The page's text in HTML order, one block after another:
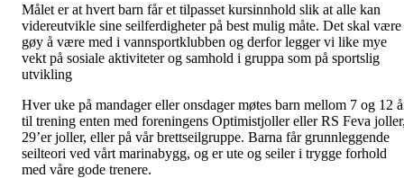
Målet er at hvert barn får et tilpasset kursinnhold slik at alle kan
videreutvikle sine seilferdigheter på best mulig måte. Det skal være
gøy å være med i vannsportklubben og derfor legger vi like mye
vekt på sosiale aktiviteter og samhold i gruppa som på sportslig
utvikling
Hver uke på mandager eller onsdager møtes barn mellom 7 og 12
til trening enten med foreningens Optimistjoller eller RS Feva
29’er joller, eller på vår brettseilgruppe. Barna får grunnleggende
seilteori ved vårt marinabygg, og er ute og seiler i trygge forhold
med våre gode trenere.